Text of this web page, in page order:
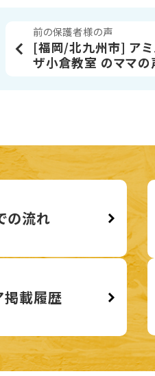
前の保護者様の声
[福岡/北九州市] アミ
ザ小倉教室 のママ
の流れ
掲載履歴